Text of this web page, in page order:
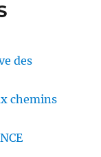
des
chemins